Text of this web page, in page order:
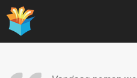
content